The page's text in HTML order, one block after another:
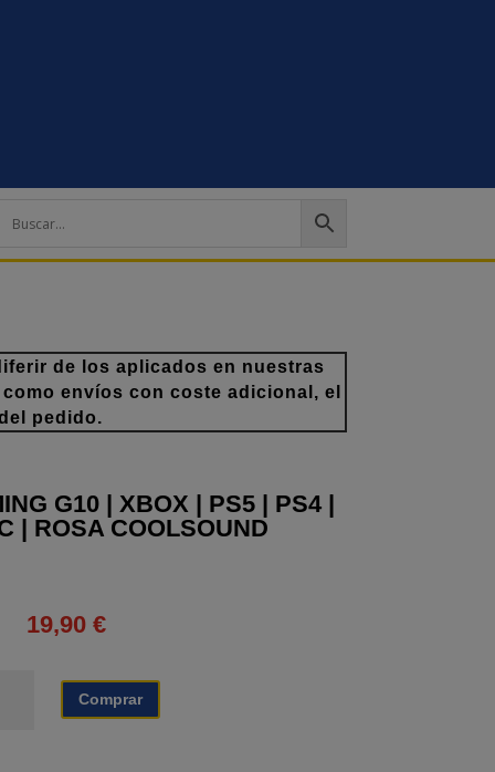
de los aplicados en nuestras
envíos con coste adicional, el
pedido.
G10 | XBOX | PS5 | PS4 |
| ROSA COOLSOUND
19,90 €
Comprar